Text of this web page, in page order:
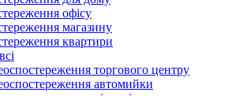
офісу
магазину
квартири
торгового центру
автомийки